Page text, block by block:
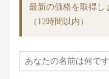
最新の価格を取得し
（12時間以内）